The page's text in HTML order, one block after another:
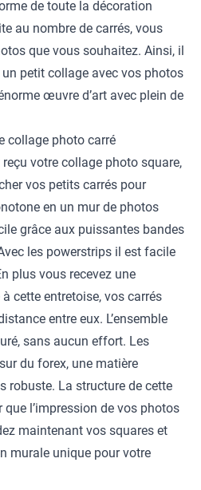
de toute la décoration
au nombre de carrés, vous
que vous souhaitez. Ainsi, il
petit collage avec vos photos
œuvre d’art avec plein de
collage photo carré
votre collage photo square,
vos petits carrés pour
en un mur de photos
grâce aux puissantes bandes
les powerstrips il est facile
plus vous recevez une
cette entretoise, vos carrés
entre eux. L’ensemble
sans aucun effort. Les
du forex, une matière
robuste. La structure de cette
l’impression de vos photos
maintenant vos squares et
murale unique pour votre